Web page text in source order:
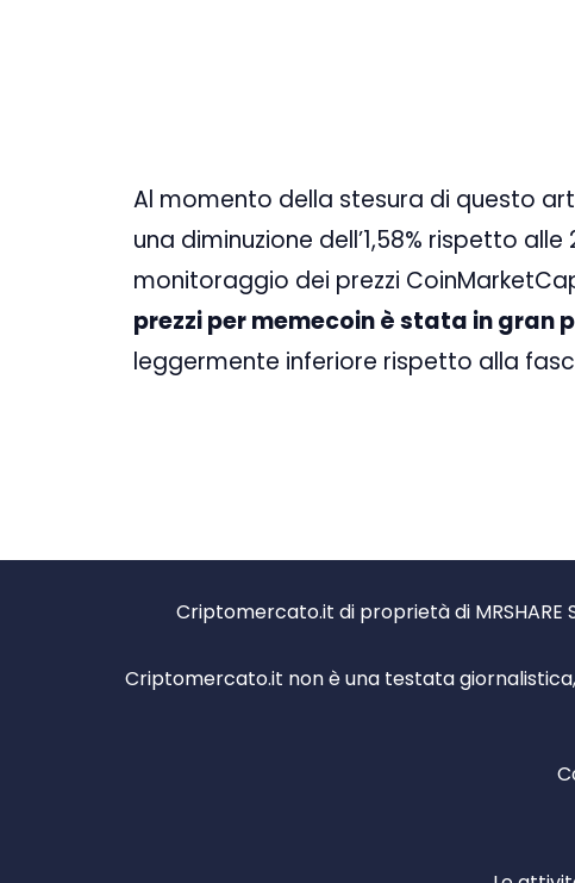
Al momento della stesura di questo
una diminuzione dell’1,58% rispetto
monitoraggio dei prezzi
prezzi per memecoin è stata in gran
leggermente inferiore rispetto alla
Criptomercato.it di proprietà di MRSHARE
Criptomercato.it non è una testata